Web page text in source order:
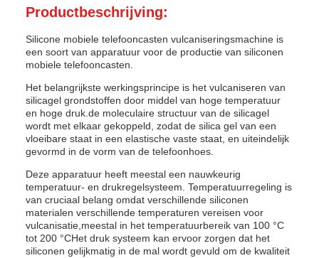
Productbeschrijving:
Silicone mobiele telefooncasten vulcaniseringsmachine is
een soort van apparatuur voor de productie van siliconen
mobiele telefooncasten.
Het belangrijkste werkingsprincipe is het vulcaniseren van
silicagel grondstoffen door middel van hoge temperatuur
en hoge druk.de moleculaire structuur van de silicagel
wordt met elkaar gekoppeld, zodat de silica gel van een
vloeibare staat in een elastische vaste staat, en uiteindelijk
gevormd in de vorm van de telefoonhoes.
Deze apparatuur heeft meestal een nauwkeurig
temperatuur- en drukregelsysteem. Temperatuurregeling is
van cruciaal belang omdat verschillende siliconen
materialen verschillende temperaturen vereisen voor
vulcanisatie,meestal in het temperatuurbereik van 100 °C
tot 200 °CHet druk systeem kan ervoor zorgen dat het
siliconen gelijkmatig in de mal wordt gevuld om de kwaliteit